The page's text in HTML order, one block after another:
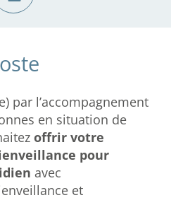
par l’accompagnement
en situation de
offrir votre
pour
avec
et